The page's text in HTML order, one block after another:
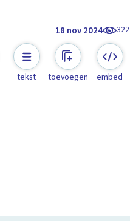
18 nov 2024 322
tekst toevoegen embed